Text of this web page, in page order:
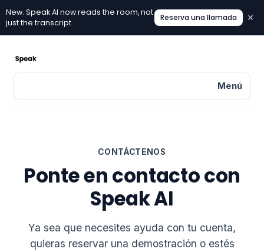
Menú
CONTÁCTENOS
Ponte en contacto con
Speak AI
Ya sea que necesites ayuda con tu cuenta,
quieras reservar una demostración o estés
New. Speak AI now reads the room, not
just the transcript.
New. Speak AI now reads the room, not just the
Reserva una llamada ×